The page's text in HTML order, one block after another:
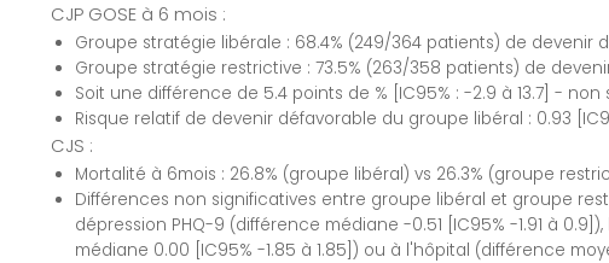
CJP GOSE à 6 mois :
Groupe stratégie libérale : 68.4% (249/364 patients) de devenir
Groupe stratégie restrictive : 73.5% (263/358 patients) de
Soit une différence de 5.4 points de % [IC95% : -2.9 à 13.7] - non
Risque relatif de devenir défavorable du groupe libéral : 0.93
CJS :
Mortalité à 6mois : 26.8% (groupe libéral) vs 26.3% (groupe
Différences non significatives entre groupe libéral et groupe
dépression PHQ-9 (différence médiane -0.51 [IC95% -1.91 à
médiane 0.00 [IC95% -1.85 à 1.85]) ou à l'hôpital (différence